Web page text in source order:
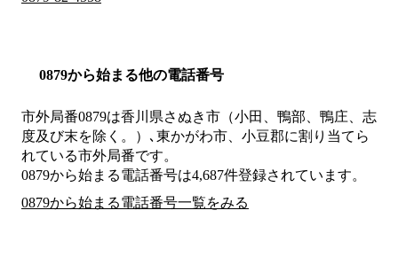
0879から始まる他の電話番号
市外局番0879は香川県さぬき市（小田、鴨部、鴨庄、志
度及び末を除く。）､東かがわ市、小豆郡に割り当てら
れている市外局番です。
0879から始まる電話番号は4,687件登録されています。
0879から始まる電話番号一覧をみる